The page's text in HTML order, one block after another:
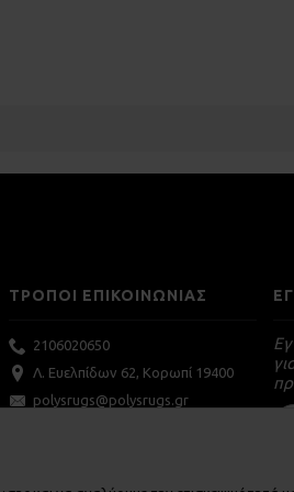
ΤΡΟΠΟΙ ΕΠΙΚΟΙΝΩΝΙΑΣ
2106020650
Λ. Ευελπίδων 62, Κορωπί 19400
polysrugs@polysrugs.gr